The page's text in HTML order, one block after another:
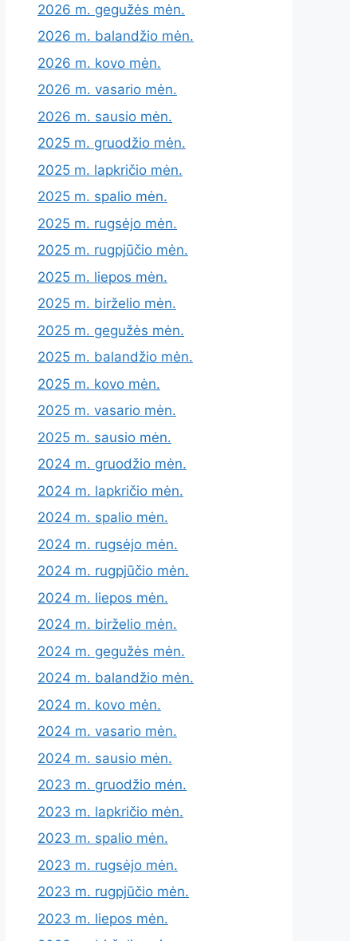
2026 m. gegužės mėn.
2026 m. balandžio mėn.
2026 m. kovo mėn.
2026 m. vasario mėn.
2026 m. sausio mėn.
2025 m. gruodžio mėn.
2025 m. lapkričio mėn.
2025 m. spalio mėn.
2025 m. rugsėjo mėn.
2025 m. rugpjūčio mėn.
2025 m. liepos mėn.
2025 m. birželio mėn.
2025 m. gegužės mėn.
2025 m. balandžio mėn.
2025 m. kovo mėn.
2025 m. vasario mėn.
2025 m. sausio mėn.
2024 m. gruodžio mėn.
2024 m. lapkričio mėn.
2024 m. spalio mėn.
2024 m. rugsėjo mėn.
2024 m. rugpjūčio mėn.
2024 m. liepos mėn.
2024 m. birželio mėn.
2024 m. gegužės mėn.
2024 m. balandžio mėn.
2024 m. kovo mėn.
2024 m. vasario mėn.
2024 m. sausio mėn.
2023 m. gruodžio mėn.
2023 m. lapkričio mėn.
2023 m. spalio mėn.
2023 m. rugsėjo mėn.
2023 m. rugpjūčio mėn.
2023 m. liepos mėn.